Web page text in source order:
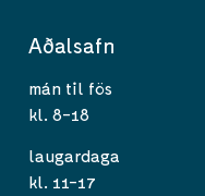
Aðalsafn
mán til fös
kl. 8-18
laugardaga
kl. 11-17